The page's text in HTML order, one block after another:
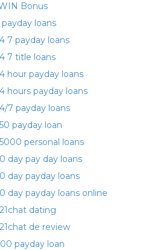
Bonus
payday loans
7 payday loans
7 title loans
hour payday loans
hours payday loans
7 payday loans
payday loan
personal loans
day pay day loans
day payday loans
day payday loans online
dating
de review
payday loan